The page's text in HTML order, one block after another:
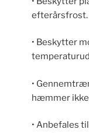
efterårsfrost.
• Beskytter
•
hæmmer
• Anbefales